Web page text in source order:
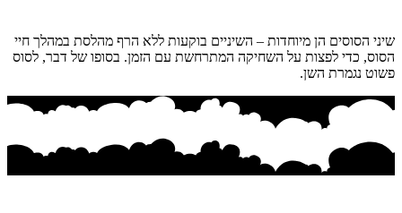
שיני הסוסים הן מיוחדות – השיניים בוקעות ללא הרף מהלסת במהלך חיי
הסוס, כדי לפצות על השחיקה המתרחשת עם הזמן. בסופו של דבר, לסוס
פשוט נגמרת השן.